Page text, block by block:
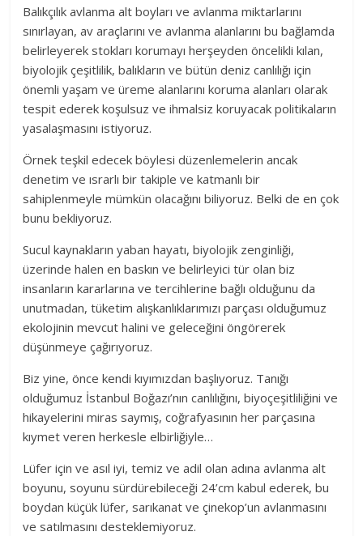
Balıkçılık avlanma alt boyları ve avlanma miktarlarını
sınırlayan, av araçlarını ve avlanma alanlarını bu bağlamda
belirleyerek stokları korumayı herşeyden öncelikli kılan,
biyolojik çeşitlilik, balıkların ve bütün deniz canlılığı için
önemli yaşam ve üreme alanlarını koruma alanları olarak
tespit ederek koşulsuz ve ihmalsiz koruyacak politikaların
yasalaşmasını istiyoruz.
Örnek teşkil edecek böylesi düzenlemelerin ancak
denetim ve ısrarlı bir takiple ve katmanlı bir
sahiplenmeyle mümkün olacağını biliyoruz. Belki de en çok
bunu bekliyoruz.
Sucul kaynakların yaban hayatı, biyolojik zenginliği,
üzerinde halen en baskın ve belirleyici tür olan biz
insanların kararlarına ve tercihlerine bağlı olduğunu da
unutmadan, tüketim alışkanlıklarımızı parçası olduğumuz
ekolojinin mevcut halini ve geleceğini öngörerek
düşünmeye çağırıyoruz.
Biz yine, önce kendi kıyımızdan başlıyoruz. Tanığı
olduğumuz İstanbul Boğazı’nın canlılığını, biyoçeşitliliğini ve
hikayelerini miras saymış, coğrafyasının her parçasına
kıymet veren herkesle elbirliğiyle…
Lüfer için ve asıl iyi, temiz ve adil olan adına avlanma alt
boyunu, soyunu sürdürebileceği 24’cm kabul ederek, bu
boydan küçük lüfer, sarıkanat ve çinekop’un avlanmasını
ve satılmasını desteklemiyoruz.